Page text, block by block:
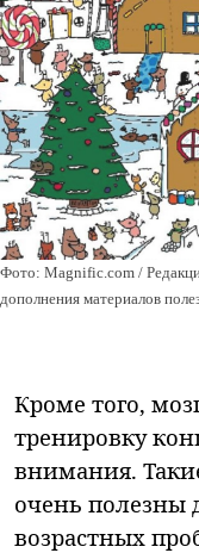
Фото: Magnific.com /
дополнения материалов
Кроме того,
тренировку
внимания.
очень полезны
возрастных